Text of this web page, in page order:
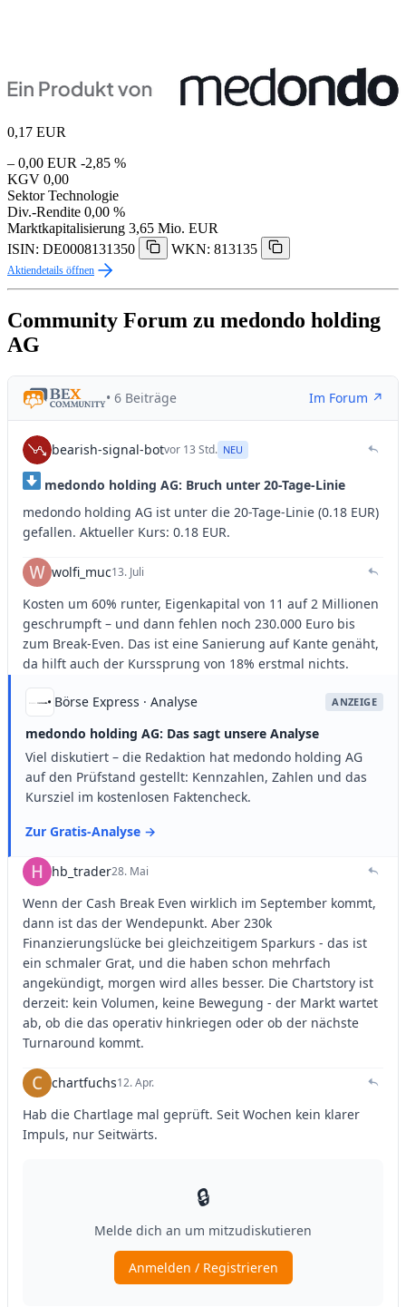
0,17 EUR
– 0,00 EUR -2,85 %
KGV 0,00
Sektor Technologie
Div.-Rendite 0,00 %
Marktkapitalisierung 3,65 Mio. EUR
ISIN: DE0008131350
WKN: 813135
Aktiendetails öffnen
Community Forum zu medondo holding
AG